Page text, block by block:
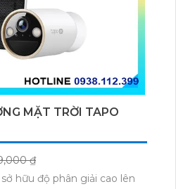
MẶT TRỜI TAPO
₫
hữu độ phân giải cao lên